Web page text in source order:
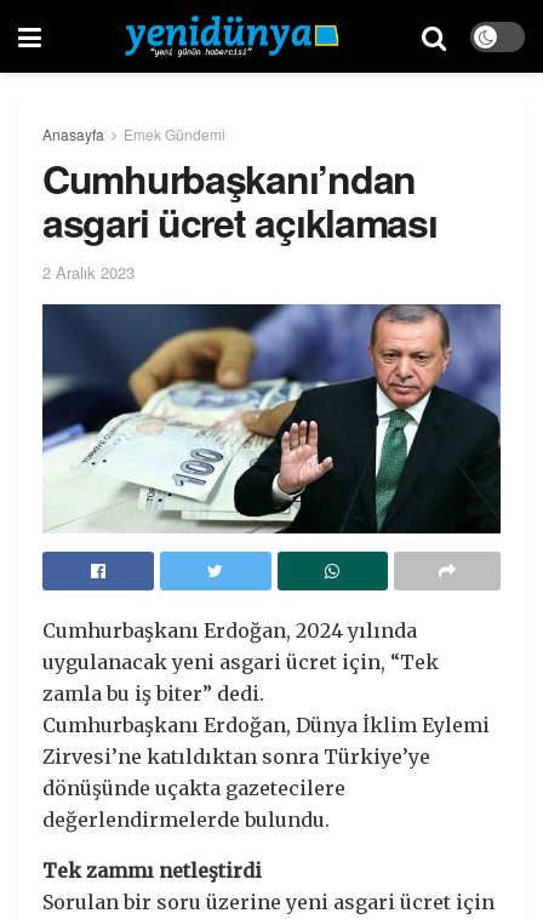
Anasayfa Emek Gündemi
Cumhurbaşkanı’ndan
asgari ücret açıklaması
2 Aralık 2023
Cumhurbaşkanı Erdoğan, 2024 yılında
uygulanacak yeni asgari ücret için, “Tek
zamla bu iş biter” dedi.
Cumhurbaşkanı Erdoğan, Dünya İklim Eylemi
Zirvesi’ne katıldıktan sonra Türkiye’ye
dönüşünde uçakta gazetecilere
değerlendirmelerde bulundu.
Tek zammı netleştirdi
Sorulan bir soru üzerine yeni asgari ücret için